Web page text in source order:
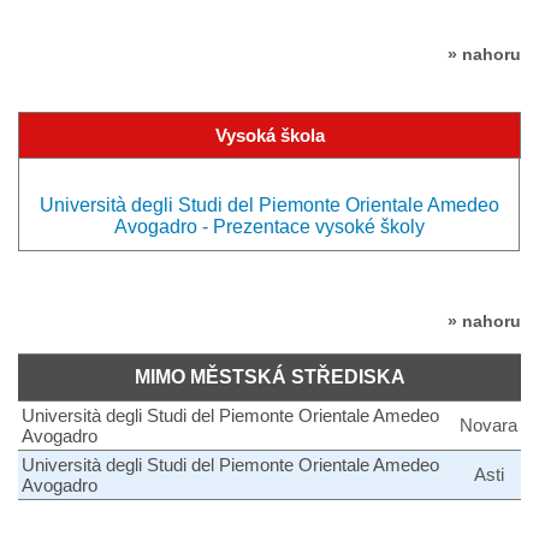
» nahoru
Vysoká škola
Università degli Studi del Piemonte Orientale Amedeo
Avogadro - Prezentace vysoké školy
» nahoru
MIMO MĚSTSKÁ STŘEDISKA
Università degli Studi del Piemonte Orientale Amedeo
Avogadro
Novara
Università degli Studi del Piemonte Orientale Amedeo
Avogadro
Asti